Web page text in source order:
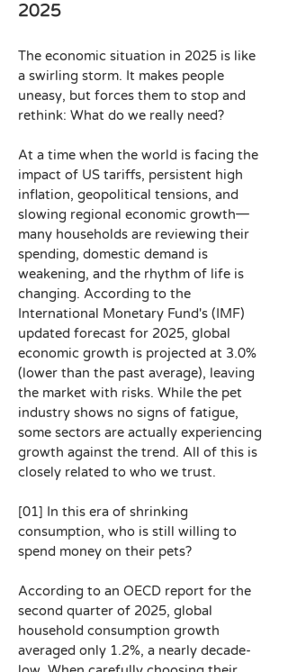
2025
The economic situation in 2025 is like
a swirling storm. It makes people
uneasy, but forces them to stop and
rethink: What do we really need?
At a time when the world is facing the
impact of US tariffs, persistent high
inflation, geopolitical tensions, and
slowing regional economic growth—
many households are reviewing their
spending, domestic demand is
weakening, and the rhythm of life is
changing. According to the
International Monetary Fund's (IMF)
updated forecast for 2025, global
economic growth is projected at 3.0%
(lower than the past average), leaving
the market with risks. While the pet
industry shows no signs of fatigue,
some sectors are actually experiencing
growth against the trend. All of this is
closely related to who we trust.
[01] In this era of shrinking
consumption, who is still willing to
spend money on their pets?
According to an OECD report for the
second quarter of 2025, global
household consumption growth
averaged only 1.2%, a nearly decade-